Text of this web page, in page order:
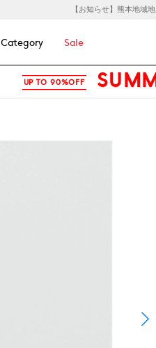
【お知らせ】熊本地域
Category Sale
UP TO 90%OFF